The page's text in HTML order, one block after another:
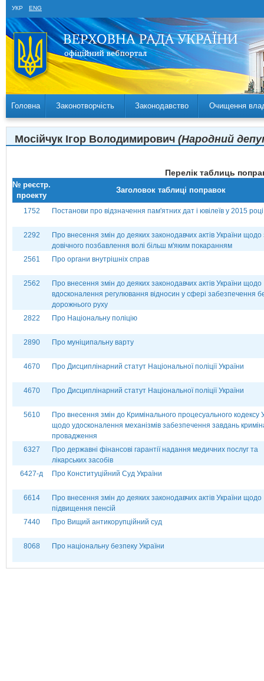
УКР ENG
Головна Законотворчість Законодавство Очищення
Мосійчук Ігор Володимирович (Народний
Перелік таблиць
№ реєстр.
проекту
Заголовок таблиці поправок
1752 Постанови про відзначення пам'ятних дат і ювілеїв у 2015 році
2292
Про внесення змін до деяких законодавчих актів України щодо
довічного позбавлення волі більш м'яким покаранням
2561
Про органи внутрішніх справ
2562
Про внесення змін до деяких законодавчих актів України щодо
вдосконалення регулювання відносин у сфері забезпечення
дорожнього руху
2822
Про Національну поліцію
2890 Про муніципальну варту
4670 Про Дисциплінарний статут Національної поліції України
4670 Про Дисциплінарний статут Національної поліції України
5610
Про внесення змін до Кримінального процесуального кодексу
щодо удосконалення механізмів забезпечення завдань
провадження
6327
Про державні фінансові гарантії надання медичних послуг та
лікарських засобів
6427-д
Про Конституційний Суд України
6614
Про внесення змін до деяких законодавчих актів України щодо
підвищення пенсій
7440
Про Вищий антикорупційний суд
8068 Про національну безпеку України